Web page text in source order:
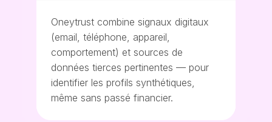
Oneytrust combine signaux digitaux
(email, téléphone, appareil,
comportement) et sources de
données tierces pertinentes — pour
identifier les profils synthétiques,
même sans passé financier.